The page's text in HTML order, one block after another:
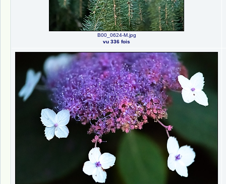
B00_0624-M.jpg
vu 336 fois